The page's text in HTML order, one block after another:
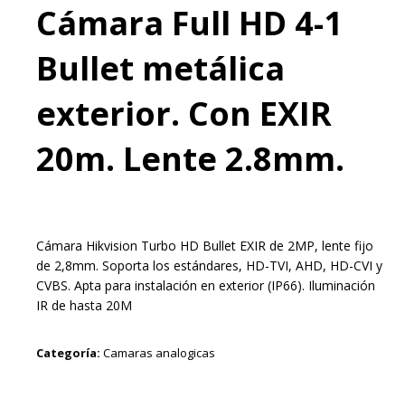
Cámara Full HD 4-1
Bullet metálica
exterior. Con EXIR
20m. Lente 2.8mm.
Cámara Hikvision Turbo HD Bullet EXIR de 2MP, lente fijo
de 2,8mm. Soporta los estándares, HD-TVI, AHD, HD-CVI y
CVBS. Apta para instalación en exterior (IP66). Iluminación
IR de hasta 20M
Categoría: Camaras analogicas